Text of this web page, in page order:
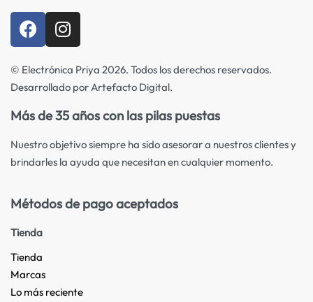
© Electrónica Priya 2026. Todos los derechos reservados.
Desarrollado por Artefacto Digital.
Más de 35 años con las pilas puestas
Nuestro objetivo siempre ha sido asesorar a nuestros clientes y
brindarles la ayuda que necesitan en cualquier momento.
Métodos de pago aceptados
Tienda
Tienda
Marcas
Lo más reciente​